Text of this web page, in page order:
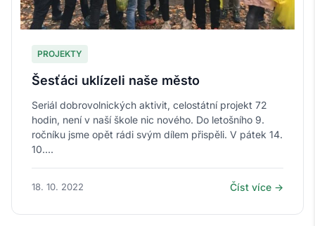
PROJEKTY
Šesťáci uklízeli naše město
Seriál dobrovolnických aktivit, celostátní projekt 72
hodin, není v naší škole nic nového. Do letošního 9.
ročníku jsme opět rádi svým dílem přispěli. V pátek 14.
10....
18. 10. 2022 Číst více →